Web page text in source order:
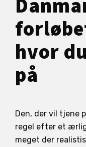
hvor
på
Den, der vil tjene
regel efter et
meget der